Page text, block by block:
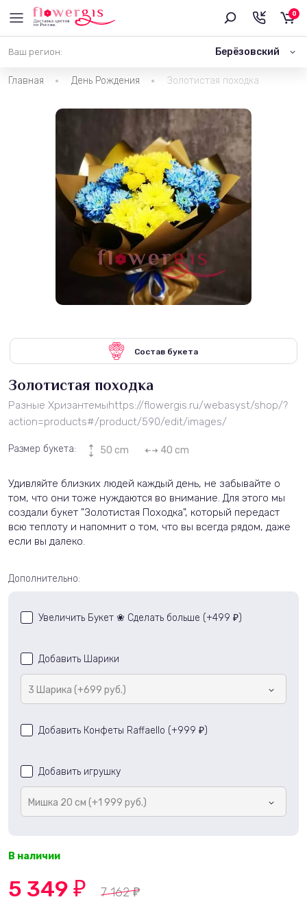
Ваш регион: Берёзовский
0
Главная День Рождения Золотистая походка
Состав букета
Золотистая походка
Разные Хризантемыhttps://flowergis.ru/webasyst/shop/?
action=products#/product/590/edit/images/
Размер букета: 50 cm 40 cm
Удивляйте близких людей каждый день, не забывайте о
том, что они тоже нуждаются во внимание. Для этого мы
создали букет "Золотистая Походка", который передаст
всю теплоту и напомнит о том, что вы всегда рядом, даже
если вы далеко.
Дополнительно:
Увеличить Букет ❀ Сделать больше (+499 ₽ )
Добавить Шарики
3 Шарика (+699 руб.)
Добавить Конфеты Raffaello (+999 ₽ )
Добавить игрушку
Мишка 20 см (+1 999 руб.)
В наличии
5 349 ₽ 7 162₽